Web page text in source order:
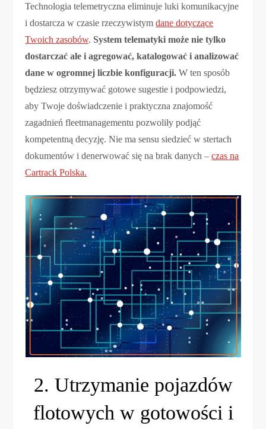
Technologia telemetryczna eliminuje luki komunikacyjne
i dostarcza w czasie rzeczywistymdane dotyczące
Twoich zasobów.System telematyki może nie tylko
dostarczać ale i agregować, katalogować i analizować
dane w ogromnej liczbie konfiguracji.W ten sposób
będziesz otrzymywać gotowe sugestie i podpowiedzi,
aby Twoje doświadczenie i praktyczna znajomość
zagadnień fleetmanagementu pozwoliły podjąć
kompetentną decyzję. Nie ma sensu siedzieć w stertach
dokumentów i denerwować się na brak danych –czas na
Cartrack Polska.
2. Utrzymanie pojazdów
flotowych w gotowości i